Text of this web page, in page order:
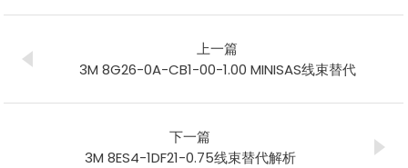
上一篇
3M 8G26-0A-CB1-00-1.00 MINISAS线束替代
下一篇
3M 8ES4-1DF21-0.75线束替代解析